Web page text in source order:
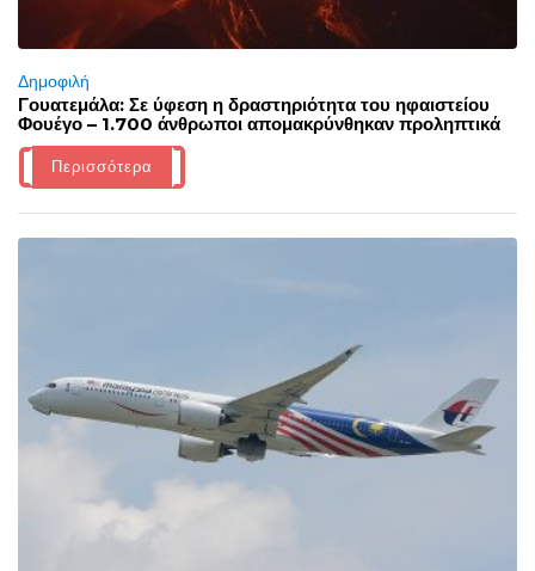
Δημοφιλή
Γουατεμάλα: Σε ύφεση η δραστηριότητα του ηφαιστείου
Φουέγο – 1.700 άνθρωποι απομακρύνθηκαν προληπτικά
Περισσότερα